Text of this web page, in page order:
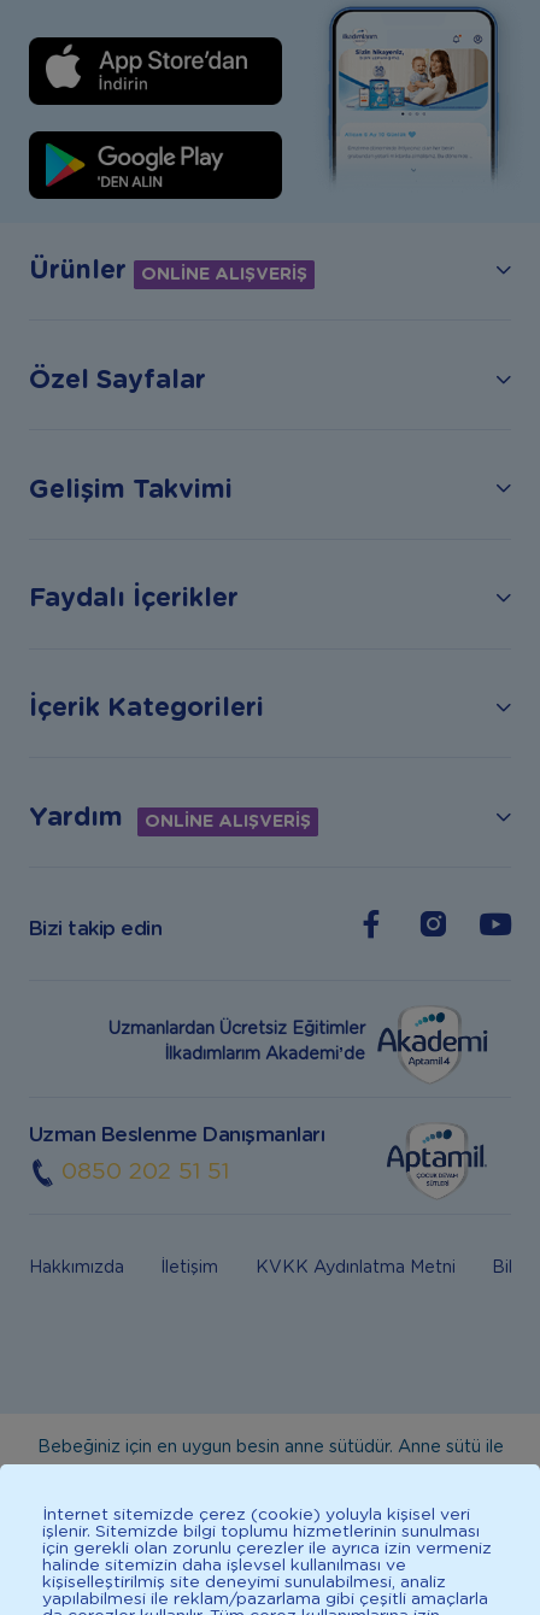
Ürünler ONLİNE ALIŞVERİŞ
Özel Sayfalar
Gelişim Takvimi
Faydalı İçerikler
İçerik Kategorileri
Yardım ONLİNE ALIŞVERİŞ
Bizi takip edin
Uzmanlardan Ücretsiz Eğitimler
İlkadımlarım Akademi’de
Uzman Beslenme Danışmanları
0850 202 51 51
Hakkımızda İletişim KVKK Aydınlatma Metni Bilgi
Bebeğiniz için en uygun besin anne sütüdür. Anne sütü ile
danışınız. Bu sitede yayınlanan bilgiler hekim tavsiyesi
yerine geçmez. En doğru bilgi için doktorunuza danışınız.
Sağlıklı yaşam için dengeli, çeşitli beslenilmelidir. *D vitamini
çocuklarda bağışıklık sisteminin normal işlevine katkıda
İnternet sitemizde çerez (cookie) yoluyla kişisel veri
işlenir. Sitemizde bilgi toplumu hizmetlerinin sunulması
için gerekli olan zorunlu çerezler ile ayrıca izin vermeniz
halinde sitemizin daha işlevsel kullanılması ve
kişiselleştirilmiş site deneyimi sunulabilmesi, analiz
yapılabilmesi ile reklam/pazarlama gibi çeşitli amaçlarla